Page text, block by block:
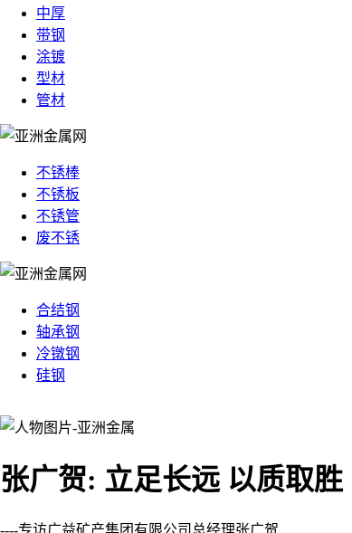
中厚
带钢
涂镀
型材
管材
不锈棒
不锈板
不锈管
废不锈
合结钢
轴承钢
冷镦钢
硅钢
张广贺: 立足长远 以质取胜
----专访广益矿产集团有限公司总经理张广贺